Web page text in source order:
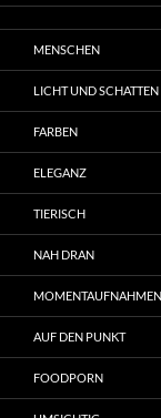
MENSCHEN
LICHT UND SCHATTEN
FARBEN
ELEGANZ
TIERISCH
NAH DRAN
MOMENTAUFNAHMEN
AUF DEN PUNKT
FOODPORN